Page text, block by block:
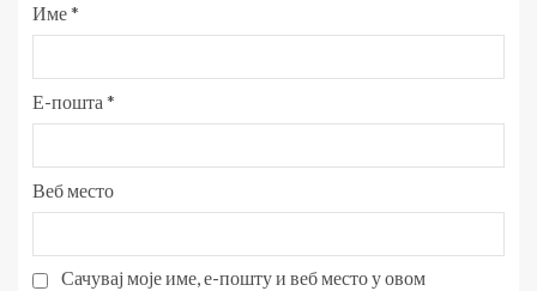
Име*
Е-пошта *
Веб место
Сачувај моје име, е-пошту и веб место у овом